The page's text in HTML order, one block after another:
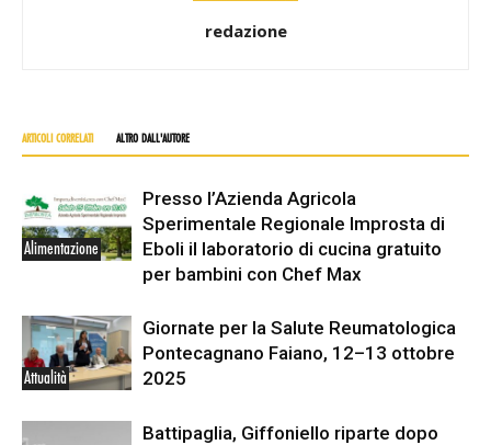
redazione
ARTICOLI CORRELATI ALTRO DALL'AUTORE
Alimentazione
Presso l’Azienda Agricola
Sperimentale Regionale Improsta di
Eboli il laboratorio di cucina gratuito
per bambini con Chef Max
Attualità
Giornate per la Salute Reumatologica
Pontecagnano Faiano, 12–13 ottobre
2025
Battipaglia, Giffoniello riparte dopo